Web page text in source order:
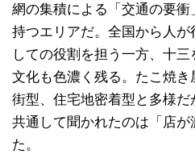
網の集積による「交通の要
持つエリアだ。全国から人が
しての役割を担う一方、十
文化も色濃く残る。たこ焼
街型、住宅地密着型と多様
共通して聞かれたのは「店が
た。